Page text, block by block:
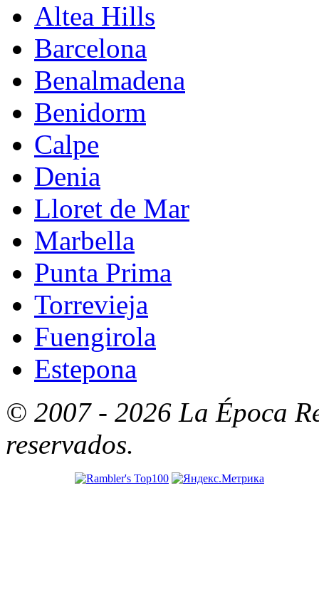
Altea Hills
Barcelona
Benalmadena
Benidorm
Calpe
Denia
Lloret de Mar
Marbella
Punta Prima
Torrevieja
Fuengirola
Estepona
© 2007 - 2026 La Época
reservados.